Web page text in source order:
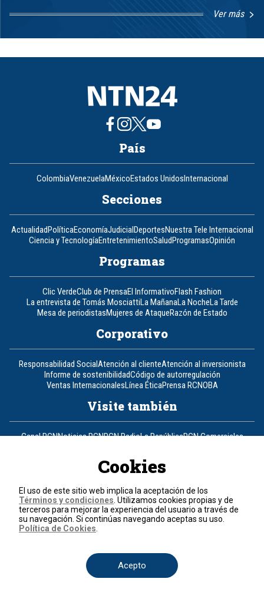
Ver más
1
8
País
ColombiaVenezuelaMéxicoEstados UnidosInternacional
Secciones
ActualidadPolíticaEconomíaJudicialDeportesNuestra Tele Internacional
Ciencia y TecnologíaEntretenimientoSaludProgramasOpinión
Programas
Clic VerdeClub de PrensaEl InformativoFlash Fashion
La entrevista de Tomás MosciattiLa MañanaLa NocheLa Tarde
Mesa de periodistasMujeres de AtaqueRazón de Estado
Corporativo
Responsabilidad SocialAtención al clienteAtención al inversionista
Informe de sostenibilidadCódigo de autorregulación
Ventas InternacionalesLínea ÉticaPrensa RCNOBA
Visite también
Canal RCNNoticias RCNRCN RadioLa RepúblicaRCN Comerciales
Un producto de RCN Televisión
Contáctenos
Teléfono+57 (601) 426 92 92
Términos y condiciones
© 2026, RCN Medios.
Cookies
El uso de este sitio web implica la aceptación de los
Términos y condiciones . Utilizamos cookies propias y de
terceros para mejorar la experiencia del usuario a través de
su navegación. Si continúas navegando aceptas su uso.
Política de Cookies
Acepto